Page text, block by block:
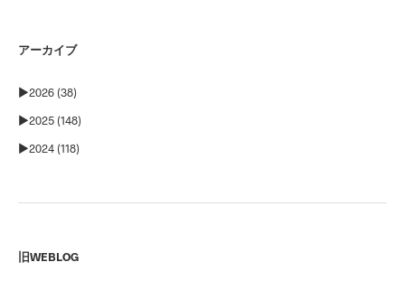
アーカイブ
►2026 (38)
►2025 (148)
►2024 (118)
旧WEBLOG